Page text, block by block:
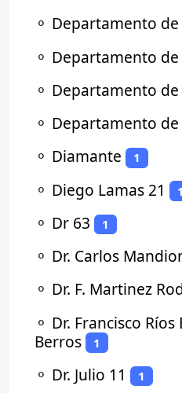
⚬ Departamento de
⚬ Departamento de
⚬ Departamento
⚬ Departamento de
⚬ Diamante 1
⚬ Diego Lamas 21 1
⚬ Dr 63 1
⚬ Dr. Carlos
⚬ Dr. F. Martinez
⚬ Dr. Francisco
Berros
1
⚬ Dr. Julio 11 1